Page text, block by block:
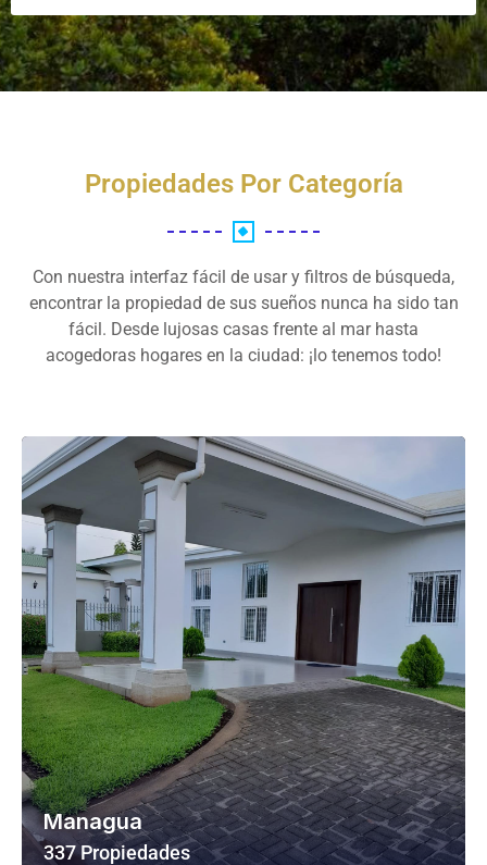
Propiedades Por Categoría
Con nuestra interfaz fácil de usar y filtros de búsqueda,
encontrar la propiedad de sus sueños nunca ha sido tan
fácil. Desde lujosas casas frente al mar hasta
acogedoras hogares en la ciudad: ¡lo tenemos todo!
Managua
337 Propiedades